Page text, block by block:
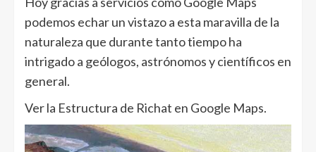
podemos echar un vistazo a esta maravilla de la
naturaleza que durante tanto tiempo ha
intrigado a geólogos, astrónomos y científicos en
general.
Ver la Estructura de Richat en Google Maps.